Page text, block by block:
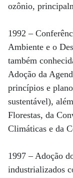
ozônio,
1992 –
Ambiente e o
também
Adoção da
princípios e
sustentável),
Florestas, da
Climáticas e da
1997 – Adoção
industrializados